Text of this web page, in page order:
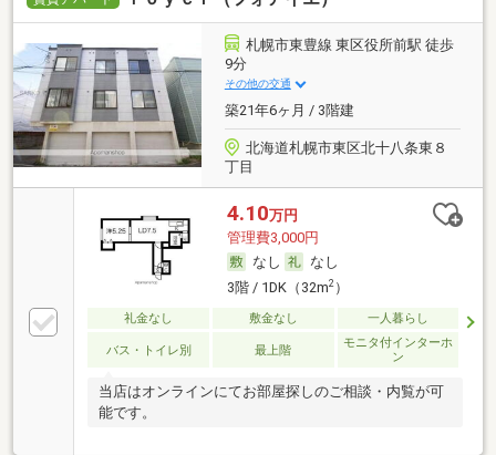
札幌市東豊線 東区役所前駅 徒歩
9分
その他の交通
築21年6ヶ月 / 3階建
北海道札幌市東区北十八条東８
丁目
4.10万円
管理費3,000円
なし
なし
3階 / 1DK（32m2）
礼金なし 敷金なし 一人暮らし
バス・トイレ別 最上階
モニタ付インターホ
ン
当店はオンラインにてお部屋探しのご相談・内覧が可
能です。